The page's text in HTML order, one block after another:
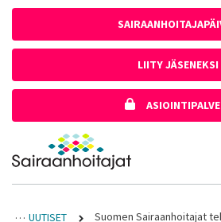
LIITY JÄSENEKSI
Etusivulle
UUTISET
Suomen Sairaanhoitajat